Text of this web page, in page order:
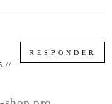
//
RESPONDER